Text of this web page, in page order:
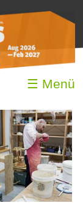
☰ Menü